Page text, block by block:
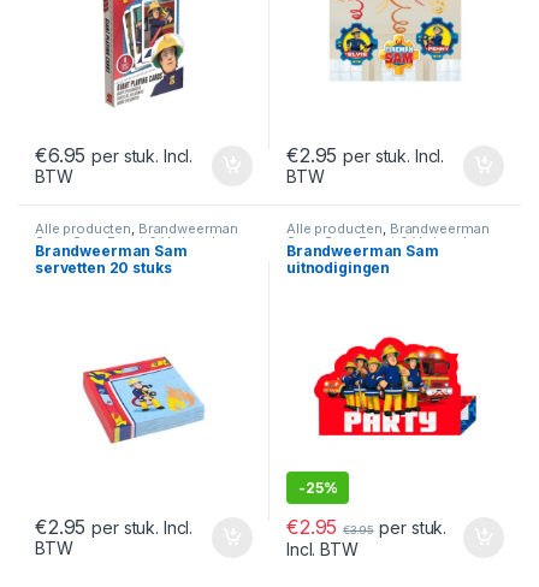
€6.95 per stuk. Incl.
BTW
€2.95 per stuk. Incl.
BTW
Alle producten, Brandweerman
Sam Sam Feest & Verjaardag
Brandweerman Sam
servetten 20 stuks
€2.95 per stuk. Incl.
BTW
Alle producten, Brandweerman
Sam Sam Feest & Verjaardag
Brandweerman Sam
uitnodigingen
-25%
€2.95 €3.95 per stuk.
Incl. BTW